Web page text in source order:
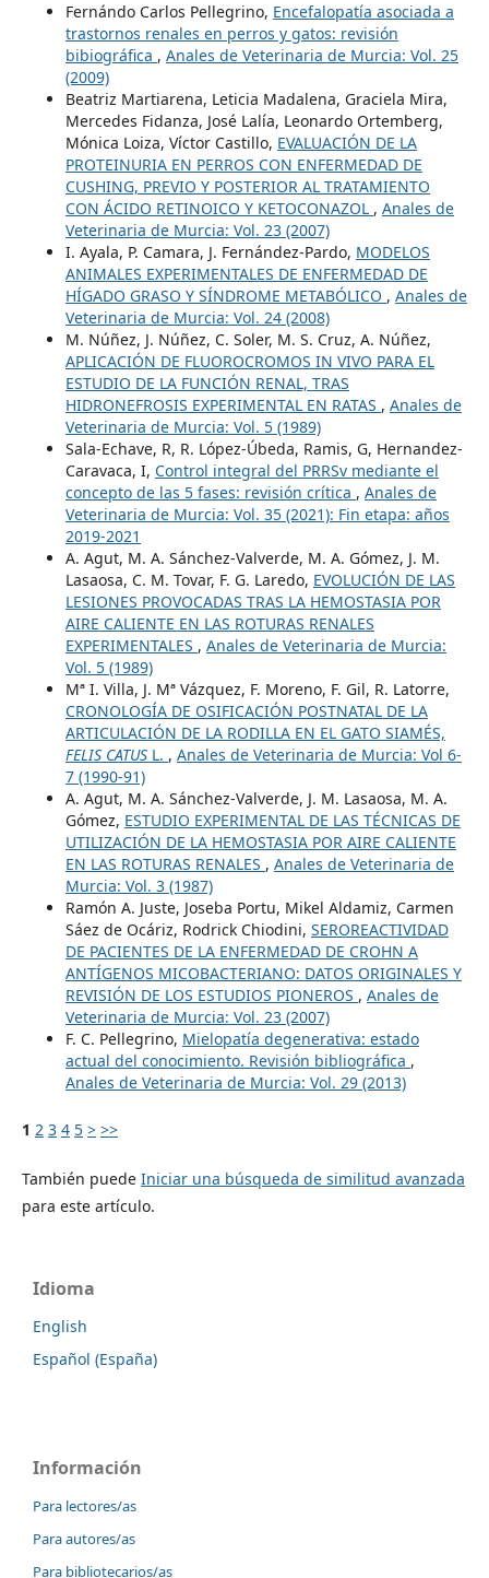
Fernándo Carlos Pellegrino, Encefalopatía asociada a
trastornos renales en perros y gatos: revisión
bibiográfica , Anales de Veterinaria de Murcia: Vol. 25
(2009)
Beatriz Martiarena, Leticia Madalena, Graciela Mira,
Mercedes Fidanza, José Lalía, Leonardo Ortemberg,
Mónica Loiza, Víctor Castillo, EVALUACIÓN DE LA
PROTEINURIA EN PERROS CON ENFERMEDAD DE
CUSHING, PREVIO Y POSTERIOR AL TRATAMIENTO
CON ÁCIDO RETINOICO Y KETOCONAZOL , Anales de
Veterinaria de Murcia: Vol. 23 (2007)
I. Ayala, P. Camara, J. Fernández-Pardo, MODELOS
ANIMALES EXPERIMENTALES DE ENFERMEDAD DE
HÍGADO GRASO Y SÍNDROME METABÓLICO , Anales de
Veterinaria de Murcia: Vol. 24 (2008)
M. Núñez, J. Núñez, C. Soler, M. S. Cruz, A. Núñez,
APLICACIÓN DE FLUOROCROMOS IN VIVO PARA EL
ESTUDIO DE LA FUNCIÓN RENAL, TRAS
HIDRONEFROSIS EXPERIMENTAL EN RATAS , Anales de
Veterinaria de Murcia: Vol. 5 (1989)
Sala-Echave, R, R. López-Úbeda, Ramis, G, Hernandez-
Caravaca, I, Control integral del PRRSv mediante el
concepto de las 5 fases: revisión crítica , Anales de
Veterinaria de Murcia: Vol. 35 (2021): Fin etapa: años
2019-2021
A. Agut, M. A. Sánchez-Valverde, M. A. Gómez, J. M.
Lasaosa, C. M. Tovar, F. G. Laredo, EVOLUCIÓN DE LAS
LESIONES PROVOCADAS TRAS LA HEMOSTASIA POR
AIRE CALIENTE EN LAS ROTURAS RENALES
EXPERIMENTALES , Anales de Veterinaria de Murcia:
Vol. 5 (1989)
Mª I. Villa, J. Mª Vázquez, F. Moreno, F. Gil, R. Latorre,
CRONOLOGÍA DE OSIFICACIÓN POSTNATAL DE LA
ARTICULACIÓN DE LA RODILLA EN EL GATO SIAMÉS,
FELIS CATUS L. , Anales de Veterinaria de Murcia: Vol 6-
7 (1990-91)
A. Agut, M. A. Sánchez-Valverde, J. M. Lasaosa, M. A.
Gómez, ESTUDIO EXPERIMENTAL DE LAS TÉCNICAS DE
UTILIZACIÓN DE LA HEMOSTASIA POR AIRE CALIENTE
EN LAS ROTURAS RENALES , Anales de Veterinaria de
Murcia: Vol. 3 (1987)
Ramón A. Juste, Joseba Portu, Mikel Aldamiz, Carmen
Sáez de Ocáriz, Rodrick Chiodini, SEROREACTIVIDAD
DE PACIENTES DE LA ENFERMEDAD DE CROHN A
ANTÍGENOS MICOBACTERIANO: DATOS ORIGINALES Y
REVISIÓN DE LOS ESTUDIOS PIONEROS , Anales de
Veterinaria de Murcia: Vol. 23 (2007)
F. C. Pellegrino, Mielopatía degenerativa: estado
actual del conocimiento. Revisión bibliográfica ,
Anales de Veterinaria de Murcia: Vol. 29 (2013)
1 2 3 4 5 > >>
También puede Iniciar una búsqueda de similitud avanzada
para este artículo.
Idioma
English
Español (España)
Información
Para lectores/as
Para autores/as
Para bibliotecarios/as